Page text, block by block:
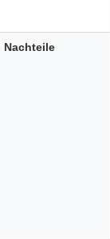
Nachteile